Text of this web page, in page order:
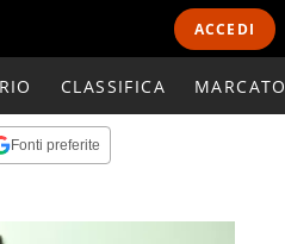
ACCEDI
CLASSIFICA
Fonti preferite